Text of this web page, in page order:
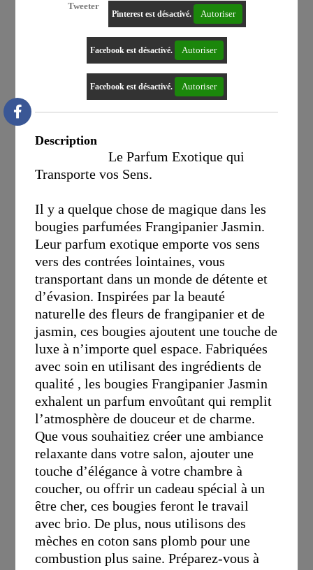
Tweeter
Pinterest est désactivé. Autoriser
Facebook est désactivé. Autoriser
Facebook est désactivé. Autoriser
Description
Le Parfum Exotique qui
Transporte vos Sens.
Il y a quelque chose de magique dans les
bougies parfumées Frangipanier Jasmin.
Leur parfum exotique emporte vos sens
vers des contrées lointaines, vous
transportant dans un monde de détente et
d’évasion. Inspirées par la beauté
naturelle des fleurs de frangipanier et de
jasmin, ces bougies ajoutent une touche de
luxe à n’importe quel espace. Fabriquées
avec soin en utilisant des ingrédients de
qualité , les bougies Frangipanier Jasmin
exhalent un parfum envoûtant qui remplit
l’atmosphère de douceur et de charme.
Que vous souhaitiez créer une ambiance
relaxante dans votre salon, ajouter une
touche d’élégance à votre chambre à
coucher, ou offrir un cadeau spécial à un
être cher, ces bougies feront le travail
avec brio. De plus, nous utilisons des
mèches en coton sans plomb pour une
combustion plus saine. Préparez-vous à